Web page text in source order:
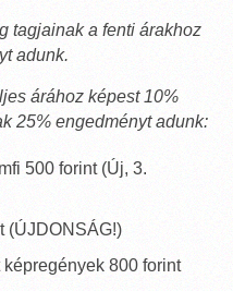
tagjainak a fenti árakhoz
adunk.
árához képest 10%
25% engedményt adunk:
500 forint (Új, 3.
(ÚJDONSÁG!)
800 forint